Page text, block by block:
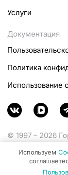
Услуги
Документация
Политика
Использование
© 1997 – 2026
Министерства
коммуникаций
Используем